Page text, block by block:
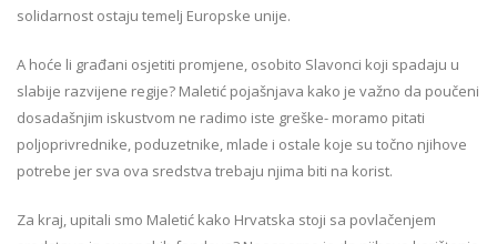
solidarnost ostaju temelj Europske unije.
A hoće li građani osjetiti promjene, osobito Slavonci koji spadaju u
slabije razvijene regije? Maletić pojašnjava kako je važno da poučeni
dosadašnjim iskustvom ne radimo iste greške- moramo pitati
poljoprivrednike, poduzetnike, mlade i ostale koje su točno njihove
potrebe jer sva ova sredstva trebaju njima biti na korist.
Za kraj, upitali smo Maletić kako Hrvatska stoji sa povlačenjem